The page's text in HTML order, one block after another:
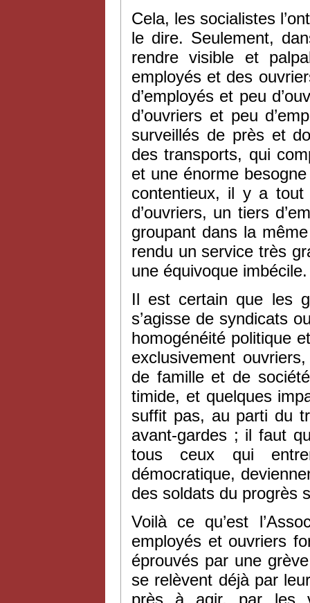
Cela, les socialistes
le dire. Seulement,
rendre visible et
employés et des
d’employés et peu
d’ouvriers et peu
surveillés de près et
des transports, qui
et une énorme
contentieux, il y a tout
d’ouvriers, un tiers
groupant dans la
rendu un service très
une équivoque imbécile.
Il est certain que les
s’agisse de syndicats
homogénéité politique
exclusivement
de famille et de
timide, et quelques
suffit pas, au parti du
avant-gardes ; il faut
tous ceux qui
démocratique,
des soldats du progrès
Voilà ce qu’est
employés et ouvriers
éprouvés par une
se relèvent déjà par
près à agir, par les